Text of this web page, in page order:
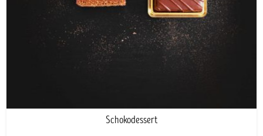
Schokodessert